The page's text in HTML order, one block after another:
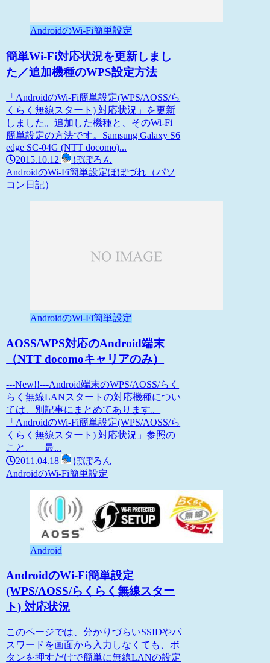
AndroidのWi-Fi簡単設定
簡単Wi-Fi対応状況を更新しまし
た／追加機種のWPS設定方法
「AndroidのWi-Fi簡単設定(WPS/AOSS/ら
くらく無線スタート) 対応状況」を更新
しました。追加した機種と、そのWi-Fi
簡単設定の方法です。Samsung Galaxy S6
edge SC-04G (NTT docomo)...
2015.10.12
ぽぽろん
AndroidのWi-Fi簡単設定ぽぽづれ（パソ
コン日記）
AndroidのWi-Fi簡単設定
AOSS/WPS対応のAndroid端末
（NTT docomoキャリアのみ）
---New!!---Android端末のWPS/AOSS/らく
らく無線LANスタートの対応機種につい
ては、別記事にまとめてあります。
「AndroidのWi-Fi簡単設定(WPS/AOSS/ら
くらく無線スタート) 対応状況」参照の
こと。 最...
2011.04.18
ぽぽろん
AndroidのWi-Fi簡単設定
Android
AndroidのWi-Fi簡単設定
(WPS/AOSS/らくらく無線スター
ト) 対応状況
このページでは、分かりづらいSSIDやパ
スワードを画面から入力しなくても、ボ
タンを押すだけで簡単に無線LANの設定